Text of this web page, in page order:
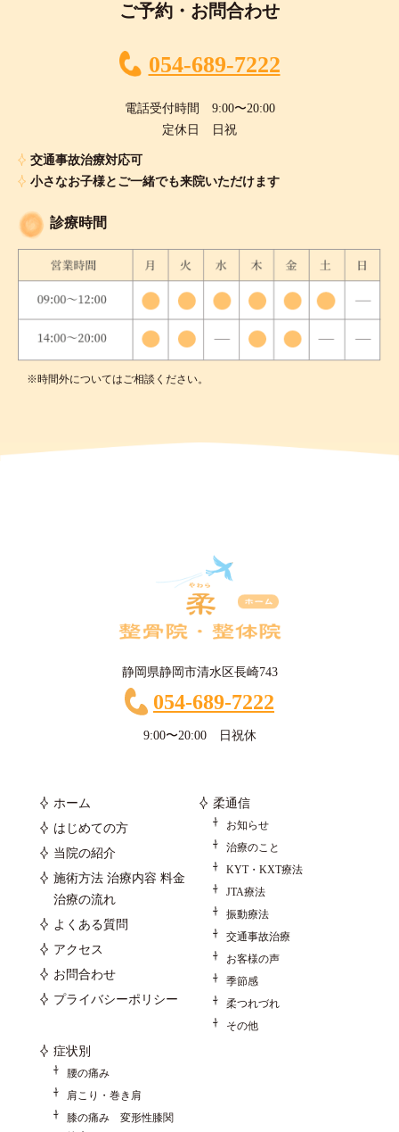
ご予約・お問合わせ
054-689-7222
電話受付時間 9:00〜20:00
定休日 日祝
交通事故治療対応可
小さなお子様とご一緒でも来院いただけます
診療時間
※時間外についてはご相談ください。
静岡県静岡市清水区長崎743
054-689-7222
9:00〜20:00 日祝休
ホーム
はじめての方
当院の紹介
施術方法 治療内容 料金
治療の流れ
よくある質問
アクセス
お問合わせ
プライバシーポリシー
柔通信
お知らせ
治療のこと
KYT・KXT療法
JTA療法
振動療法
交通事故治療
お客様の声
季節感
柔つれづれ
その他
症状別
腰の痛み
肩こり・巻き肩
膝の痛み 変形性膝関